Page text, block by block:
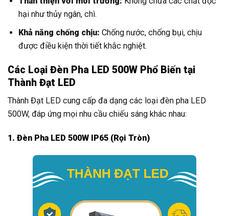
hại như thủy ngân, chì.
Khả năng chống chịu: Chống nước, chống bụi, chịu
được điều kiện thời tiết khắc nghiệt.
Các Loại Đèn Pha LED 500W Phổ Biến tại
Thành Đạt LED
Thành Đạt LED cung cấp đa dạng các loại đèn pha LED
500W, đáp ứng mọi nhu cầu chiếu sáng khác nhau:
1. Đèn Pha LED 500W IP65 (Rọi Tròn)